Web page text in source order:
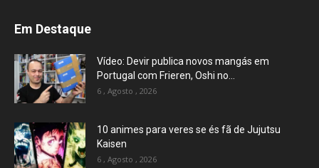
Em Destaque
Vídeo: Devir publica novos mangás em
Portugal com Frieren, Oshi no...
6 , Agosto , 2026
10 animes para veres se és fã de Jujutsu
Kaisen
6 , Agosto , 2026